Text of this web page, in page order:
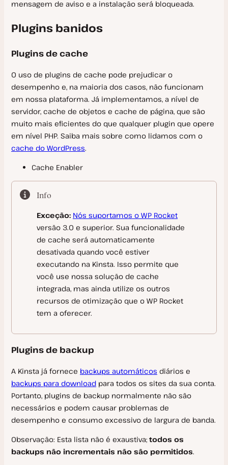
Recursos
Infraestrutura
Migração manual
Migração com Duplicator
Bitbucket Pipelines
Integração com o GitHub Actions
WP-CLI
Usuários do WordPress
GitLab CI/CD
Bloquear Endereço IP
Endereços IP
Constantes PHP
Módulos PHP
Cache Redis
Cache do Servidor
Plugin Must Use (MU)
Backups
Recuperação de Desastres
SFTP
Ferramentas
Proteção htpasswd
Proteção contra bots
Buscar e Substituir
E-mail
Pré-visualização do Site
Early Hints
Redirecionamentos
CDN
Bunny
Amazon CloudFront
Sucuri
Imperva CDN
CDN da Kinsta
Outros Provedores de CDN
Gerenciamento de Banco de Dados
Acesso ao Banco de Dados
Banco de dados
Importar Banco de Dados MySQL
Backup do Banco de Dados
Contabilização de visitas
Calculando a Largura de Banda do Servidor
Monitoramento
Ferramenta APM da Kinsta
Monitoramento do New Relic
Monitoramento do Tempo de Atividade
Solução de Problemas
Erros de Conexão com o Banco de Dados
Registro do Servidor
Erros do Servidor
Depuração
Testes de Velocidade e Carga
Solução de Problemas de Performance
Referência
Perguntas técnicas frequentes
Perguntas frequentes sobre SSL
DevKinsta
Como Começar
Criar um Site
Gerenciamento do Site
Caixa de E-mail
Versões PHP
Subdomínio Multisite
Acesso de Outro Dispositivo
Configurações
Modo Off-line
Gerenciamento do Banco de Bados
Ferramentas Externas de Banco de Dados
Gerenciador de Banco de Dados
Integração com a Kinsta
Solução de Problemas
Códigos de Erro
Suporte ao Xdebug
Referência
Desinstalar DevKinsta
API da Kinsta
mensagem de aviso e a instalação será bloqueada.
Plugins banidos
Plugins de cache
O uso de plugins de cache pode prejudicar o
desempenho e, na maioria dos casos, não funcionam
em nossa plataforma. Já implementamos, a nível de
servidor, cache de objetos e cache de página, que são
muito mais eficientes do que qualquer plugin que opere
em nível PHP. Saiba mais sobre como lidamos com o
cache do WordPress.
Cache Enabler
Info
Exceção: Nós suportamos o WP Rocket
versão 3.0 e superior. Sua funcionalidade
de cache será automaticamente
desativada quando você estiver
executando na Kinsta. Isso permite que
você use nossa solução de cache
integrada, mas ainda utilize os outros
recursos de otimização que o WP Rocket
tem a oferecer.
Plugins de backup
A Kinsta já fornece backups automáticos diários e
backups para download para todos os sites da sua conta.
Portanto, plugins de backup normalmente não são
necessários e podem causar problemas de
desempenho e consumo excessivo de largura de banda.
Observação: Esta lista não é exaustiva; todos os
backups não incrementais não são permitidos.